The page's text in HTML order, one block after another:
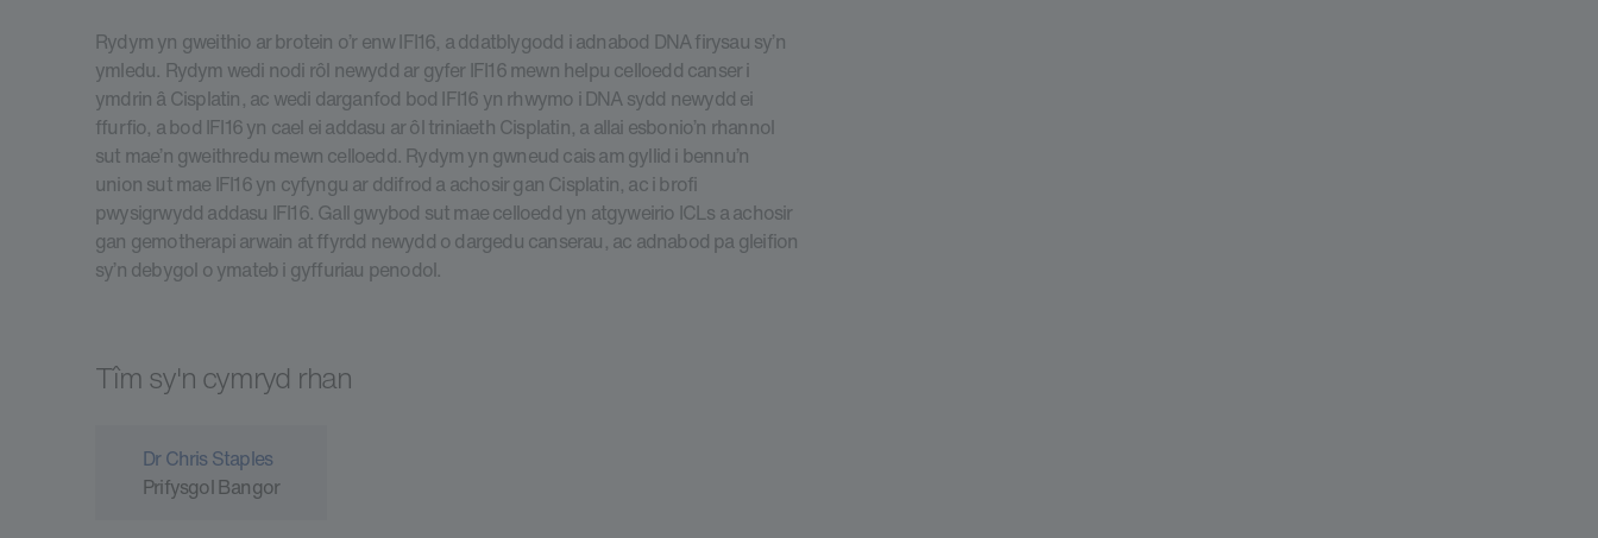
Rydym yn gweithio ar brotein o’r enw IFI16, a ddatblygodd i adnabod DNA firysau sy’n
ymledu. Rydym wedi nodi rôl newydd ar gyfer IFI16 mewn helpu celloedd canser i
ymdrin â Cisplatin, ac wedi darganfod bod IFI16 yn rhwymo i DNA sydd newydd ei
ffurfio, a bod IFI16 yn cael ei addasu ar ôl triniaeth Cisplatin, a allai esbonio’n rhannol
sut mae’n gweithredu mewn celloedd. Rydym yn gwneud cais am gyllid i bennu’n
union sut mae IFI16 yn cyfyngu ar ddifrod a achosir gan Cisplatin, ac i brofi
pwysigrwydd addasu IFI16. Gall gwybod sut mae celloedd yn atgyweirio ICLs a achosir
gan gemotherapi arwain at ffyrdd newydd o dargedu canserau, ac adnabod pa gleifion
sy’n debygol o ymateb i gyffuriau penodol.
Tîm sy'n cymryd rhan
Dr Chris Staples
Prifysgol Bangor